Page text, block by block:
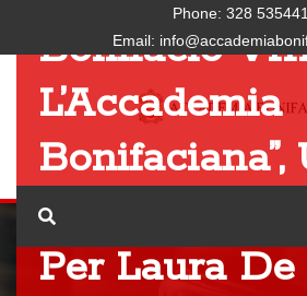
Phone: 328
Email:
Bonifacio
L’Accademia
Bonifaciana”,
Tesi Da 110 E
Per Laura De